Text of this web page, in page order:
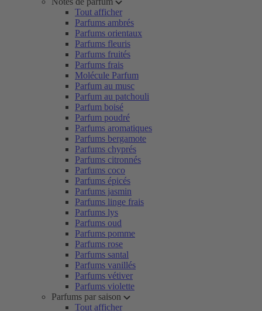
Tout afficher
Parfums ambrés
Parfums orientaux
Parfums fleuris
Parfums fruités
Parfums frais
Molécule Parfum
Parfum au musc
Parfum au patchouli
Parfum boisé
Parfum poudré
Parfums aromatiques
Parfums bergamote
Parfums chyprés
Parfums citronnés
Parfums coco
Parfums épicés
Parfums jasmin
Parfums linge frais
Parfums lys
Parfums oud
Parfums pomme
Parfums rose
Parfums santal
Parfums vanillés
Parfums vétiver
Parfums violette
Parfums par saison
Tout afficher